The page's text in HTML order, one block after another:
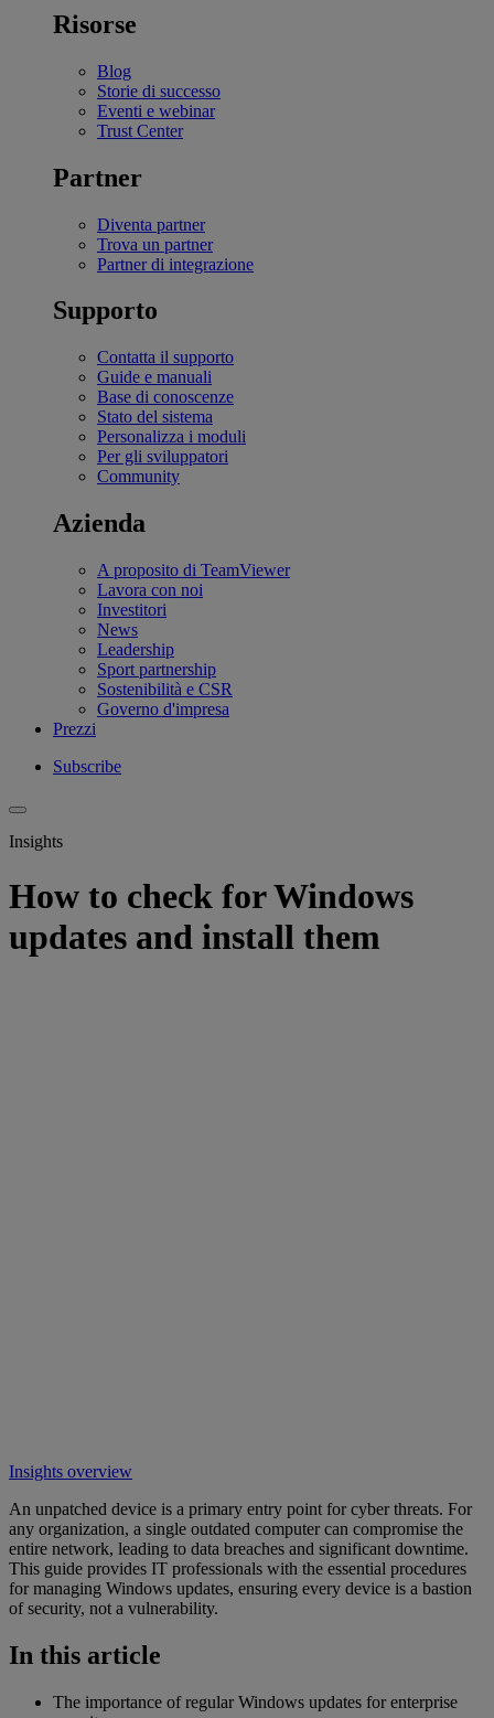
Risorse
Blog
Storie di successo
Eventi e webinar
Trust Center
Partner
Diventa partner
Trova un partner
Partner di integrazione
Supporto
Contatta il supporto
Guide e manuali
Base di conoscenze
Stato del sistema
Personalizza i moduli
Per gli sviluppatori
Community
Azienda
A proposito di TeamViewer
Lavora con noi
Investitori
News
Leadership
Sport partnership
Sostenibilità e CSR
Governo d'impresa
Prezzi
Subscribe
Insights
How to check for Windows
updates and install them
Insights overview
An unpatched device is a primary entry point for cyber threats. For
any organization, a single outdated computer can compromise the
entire network, leading to data breaches and significant downtime.
This guide provides IT professionals with the essential procedures
for managing Windows updates, ensuring every device is a bastion
of security, not a vulnerability.
In this article
The importance of regular Windows updates for enterprise